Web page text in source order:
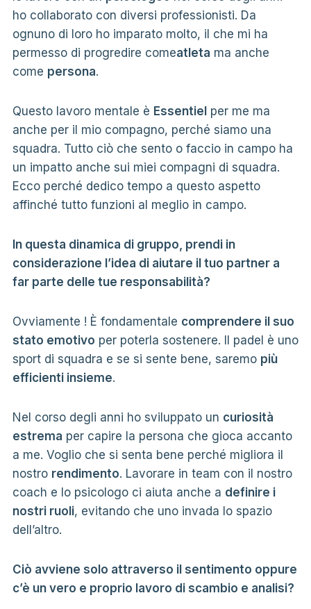
ho collaborato con diversi professionisti. Da
ognuno di loro ho imparato molto, il che mi ha
permesso di progredire comeatleta ma anche
come persona.
Questo lavoro mentale è Essentiel per me ma
anche per il mio compagno, perché siamo una
squadra. Tutto ciò che sento o faccio in campo ha
un impatto anche sui miei compagni di squadra.
Ecco perché dedico tempo a questo aspetto
affinché tutto funzioni al meglio in campo.
In questa dinamica di gruppo, prendi in
considerazione l’idea di aiutare il tuo partner a
far parte delle tue responsabilità?
Ovviamente ! È fondamentale comprendere il suo
stato emotivo per poterla sostenere. Il padel è uno
sport di squadra e se si sente bene, saremo più
efficienti insieme.
Nel corso degli anni ho sviluppato un curiosità
estrema per capire la persona che gioca accanto
a me. Voglio che si senta bene perché migliora il
nostro rendimento. Lavorare in team con il nostro
coach e lo psicologo ci aiuta anche a definire i
nostri ruoli, evitando che uno invada lo spazio
dell’altro.
Ciò avviene solo attraverso il sentimento oppure
c’è un vero e proprio lavoro di scambio e analisi?